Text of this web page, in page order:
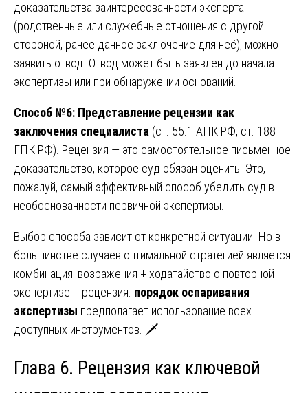
доказательства заинтересованности эксперта
(родственные или служебные отношения с другой
стороной, ранее данное заключение для неё), можно
заявить отвод. Отвод может быть заявлен до начала
экспертизы или при обнаружении оснований.
Способ №6: Представление рецензии как
заключения специалиста (ст. 55.1 АПК РФ, ст. 188
ГПК РФ). Рецензия — это самостоятельное письменное
доказательство, которое суд обязан оценить. Это,
пожалуй, самый эффективный способ убедить суд в
необоснованности первичной экспертизы.
Выбор способа зависит от конкретной ситуации. Но в
большинстве случаев оптимальной стратегией является
комбинация: возражения + ходатайство о повторной
экспертизе + рецензия. порядок оспаривания
экспертизы предполагает использование всех
доступных инструментов. 🗡️
Глава 6. Рецензия как ключевой